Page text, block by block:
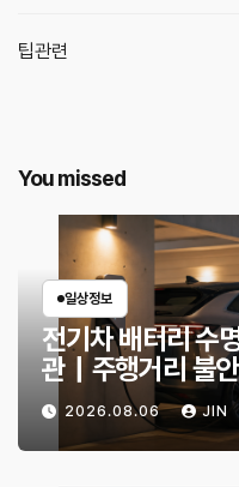
팁관련
You missed
일상정보
전기차 배터리 수
관｜주행거리 불
2026.08.06 JIN